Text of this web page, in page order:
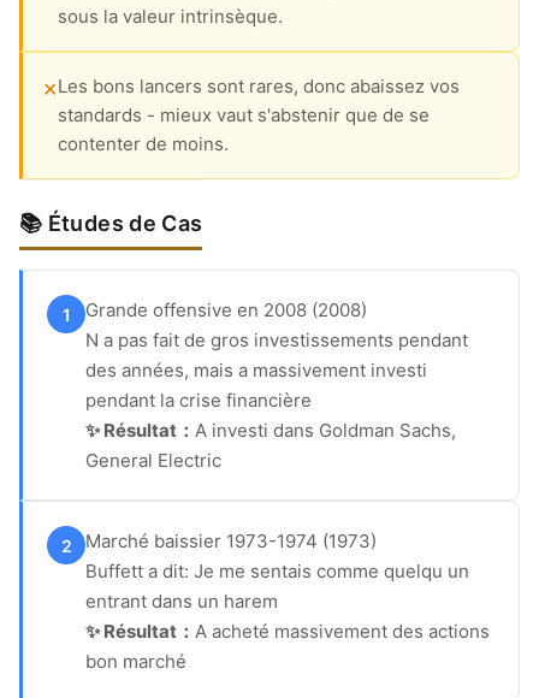
sous la valeur intrinsèque.
✕Les bons lancers sont rares, donc abaissez vos
standards - mieux vaut s'abstenir que de se
contenter de moins.
📚 Études de Cas
1
Grande offensive en 2008 (2008)
N a pas fait de gros investissements pendant
des années, mais a massivement investi
pendant la crise financière
✨ Résultat： A investi dans Goldman Sachs,
General Electric
2
Marché baissier 1973-1974 (1973)
Buffett a dit: Je me sentais comme quelqu un
entrant dans un harem
✨ Résultat： A acheté massivement des actions
bon marché